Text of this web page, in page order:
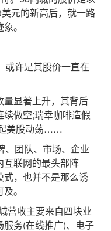
元的新高后，就一路
。
许是其股价一直在
显著上升，其背后
做空;瑞幸咖啡造假
美股动荡……
团队、市场、企业
互联网的最头部阵
式，也并不是那么诱
。
收主要来自四块业
务(在线推广)、电子